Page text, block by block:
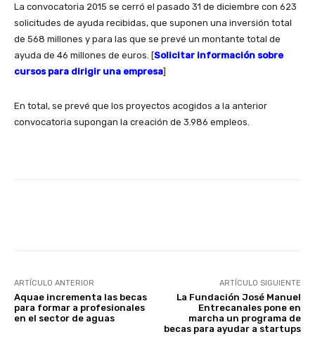
La convocatoria 2015 se cerró el pasado 31 de diciembre con 623
solicitudes de ayuda recibidas, que suponen una inversión total
de 568 millones y para las que se prevé un montante total de
ayuda de 46 millones de euros. [Solicitar información sobre
cursos para dirigir una empresa]
En total, se prevé que los proyectos acogidos a la anterior
convocatoria supongan la creación de 3.986 empleos.
ARTÍCULO ANTERIOR
Aquae incrementa las becas
para formar a profesionales
en el sector de aguas
ARTÍCULO SIGUIENTE
La Fundación José Manuel
Entrecanales pone en
marcha un programa de
becas para ayudar a startups